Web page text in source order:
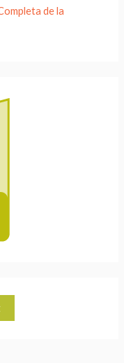
de la